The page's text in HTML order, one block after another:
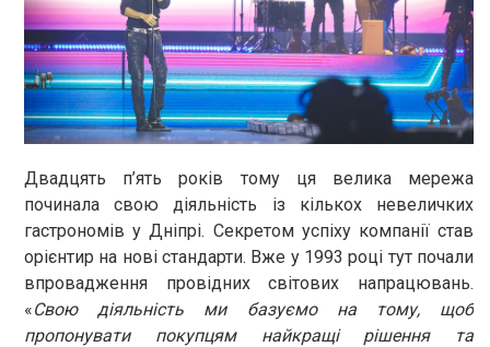
Двадцять п’ять років тому ця велика мережа
починала свою діяльність із кількох невеличких
гастрономів у Дніпрі. Секретом успіху компанії став
орієнтир на нові стандарти. Вже у 1993 році тут почали
впровадження провідних світових напрацювань.
«Свою діяльність ми базуємо на тому, щоб
пропонувати покупцям найкращі рішення та